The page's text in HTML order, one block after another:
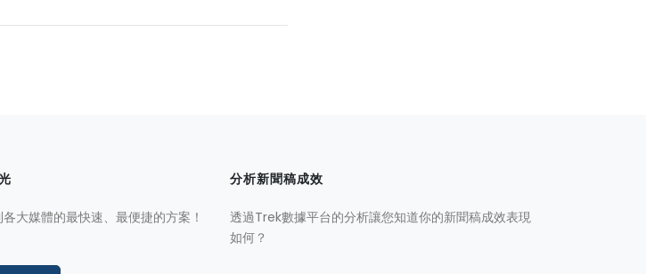
大媒體的最快速、最便捷的方案！
分析新聞稿成效
透過Trek數據平台的分析讓您知道你的新聞稿成效表現
如何？